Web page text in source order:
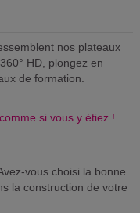
nos plateaux
HD, plongez en
de formation.
si vous y étiez !
vous choisi la bonne
la construction de votre